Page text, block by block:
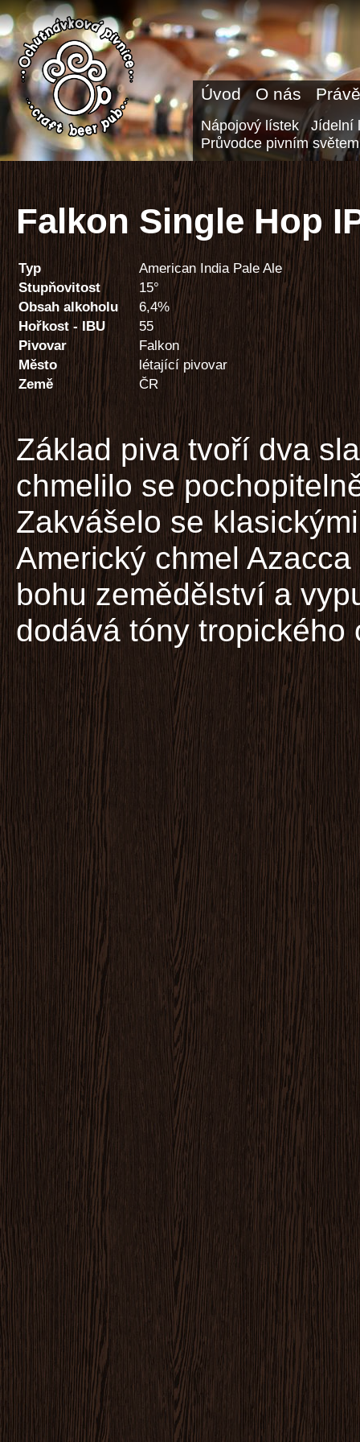
Úvod O nás
Nápojový lístek
Jídelní
Průvodce pivním světem
Falkon Single Hop
Typ
American India Pale Ale
Stupňovitost
15°
Obsah alkoholu
6,4%
Hořkost - IBU
55
Pivovar
Falkon
Město
létající pivovar
Země
ČR
Základ piva tvoří dva
chmelilo se
Zakvášelo se
Americký chmel
bohu zemědělství a
dodává tóny tropického